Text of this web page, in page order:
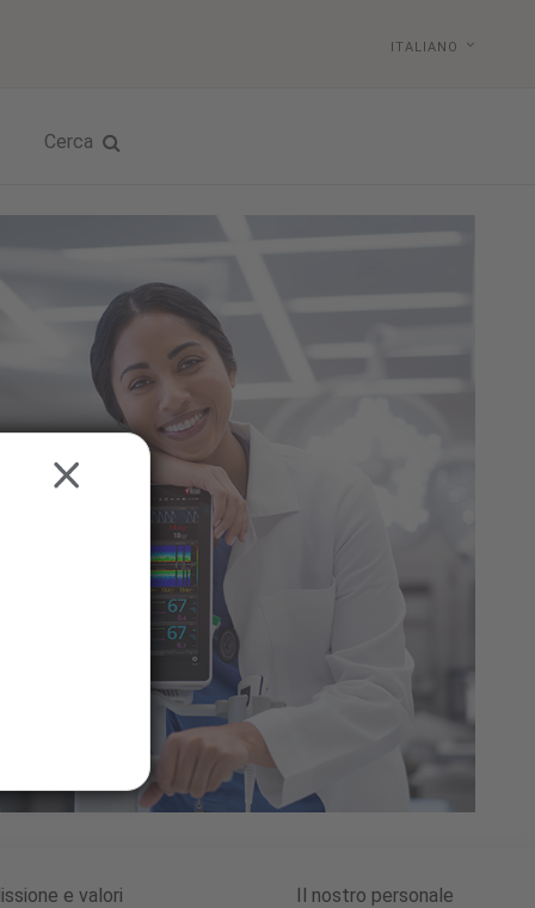
ITALIANO
Cerca
e valori Il nostro personale
CLOSE